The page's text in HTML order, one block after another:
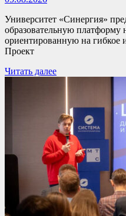
Университет «Синергия»
образовательную платформу
ориентированную на гибкое
Проект
Читать далее